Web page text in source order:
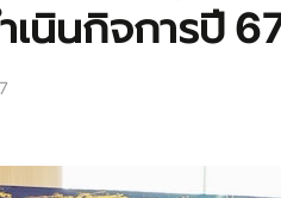
เนินกิจการปี